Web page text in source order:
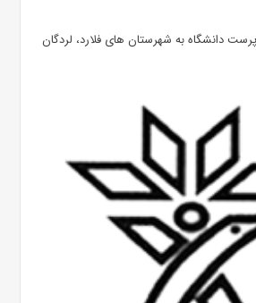
دانشگاه به شهرستان های فلارد، لردگان